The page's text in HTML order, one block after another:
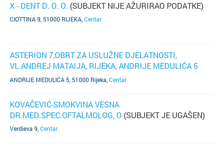
X - DENT D. O. O. (SUBJEKT NIJE AŽURIRAO PODATKE)
CIOTTINA 9, 51000 RIJEKA Centar
ASTERION 7,OBRT ZA USLUŽNE DJELATNOSTI,
VL.ANDREJ MATAIJA, RIJEKA, ANDRIJE MEDULIĆA 5
(SUBJEKT JE UGAŠEN)
ANDRIJE MEDULIĆA 5, 51000 Rijeka Centar
KOVAČEVIĆ-SMOKVINA VESNA
DR.MED.SPEC.OFTALMOLOG, O (SUBJEKT JE UGAŠEN)
Verdieva 9 Centar